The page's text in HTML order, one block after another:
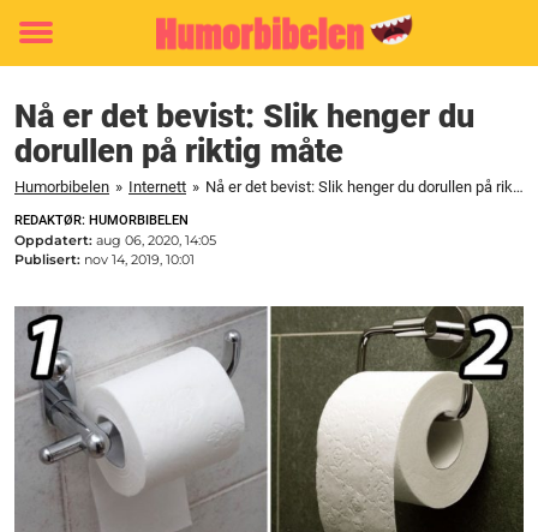
Toggle
Nå er det bevist: Slik henger du
dorullen på riktig måte
Humorbibelen » Internett » Nå er det bevist: Slik henger du dorullen på riktig måte
REDAKTØR: HUMORBIBELEN
Oppdatert: aug 06, 2020, 14:05
Publisert: nov 14, 2019, 10:01